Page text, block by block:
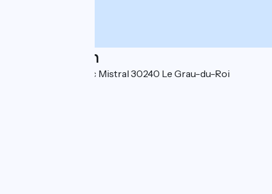
Localisation
25 Avenue Frédéric Mistral 30240 Le Grau-du-Roi